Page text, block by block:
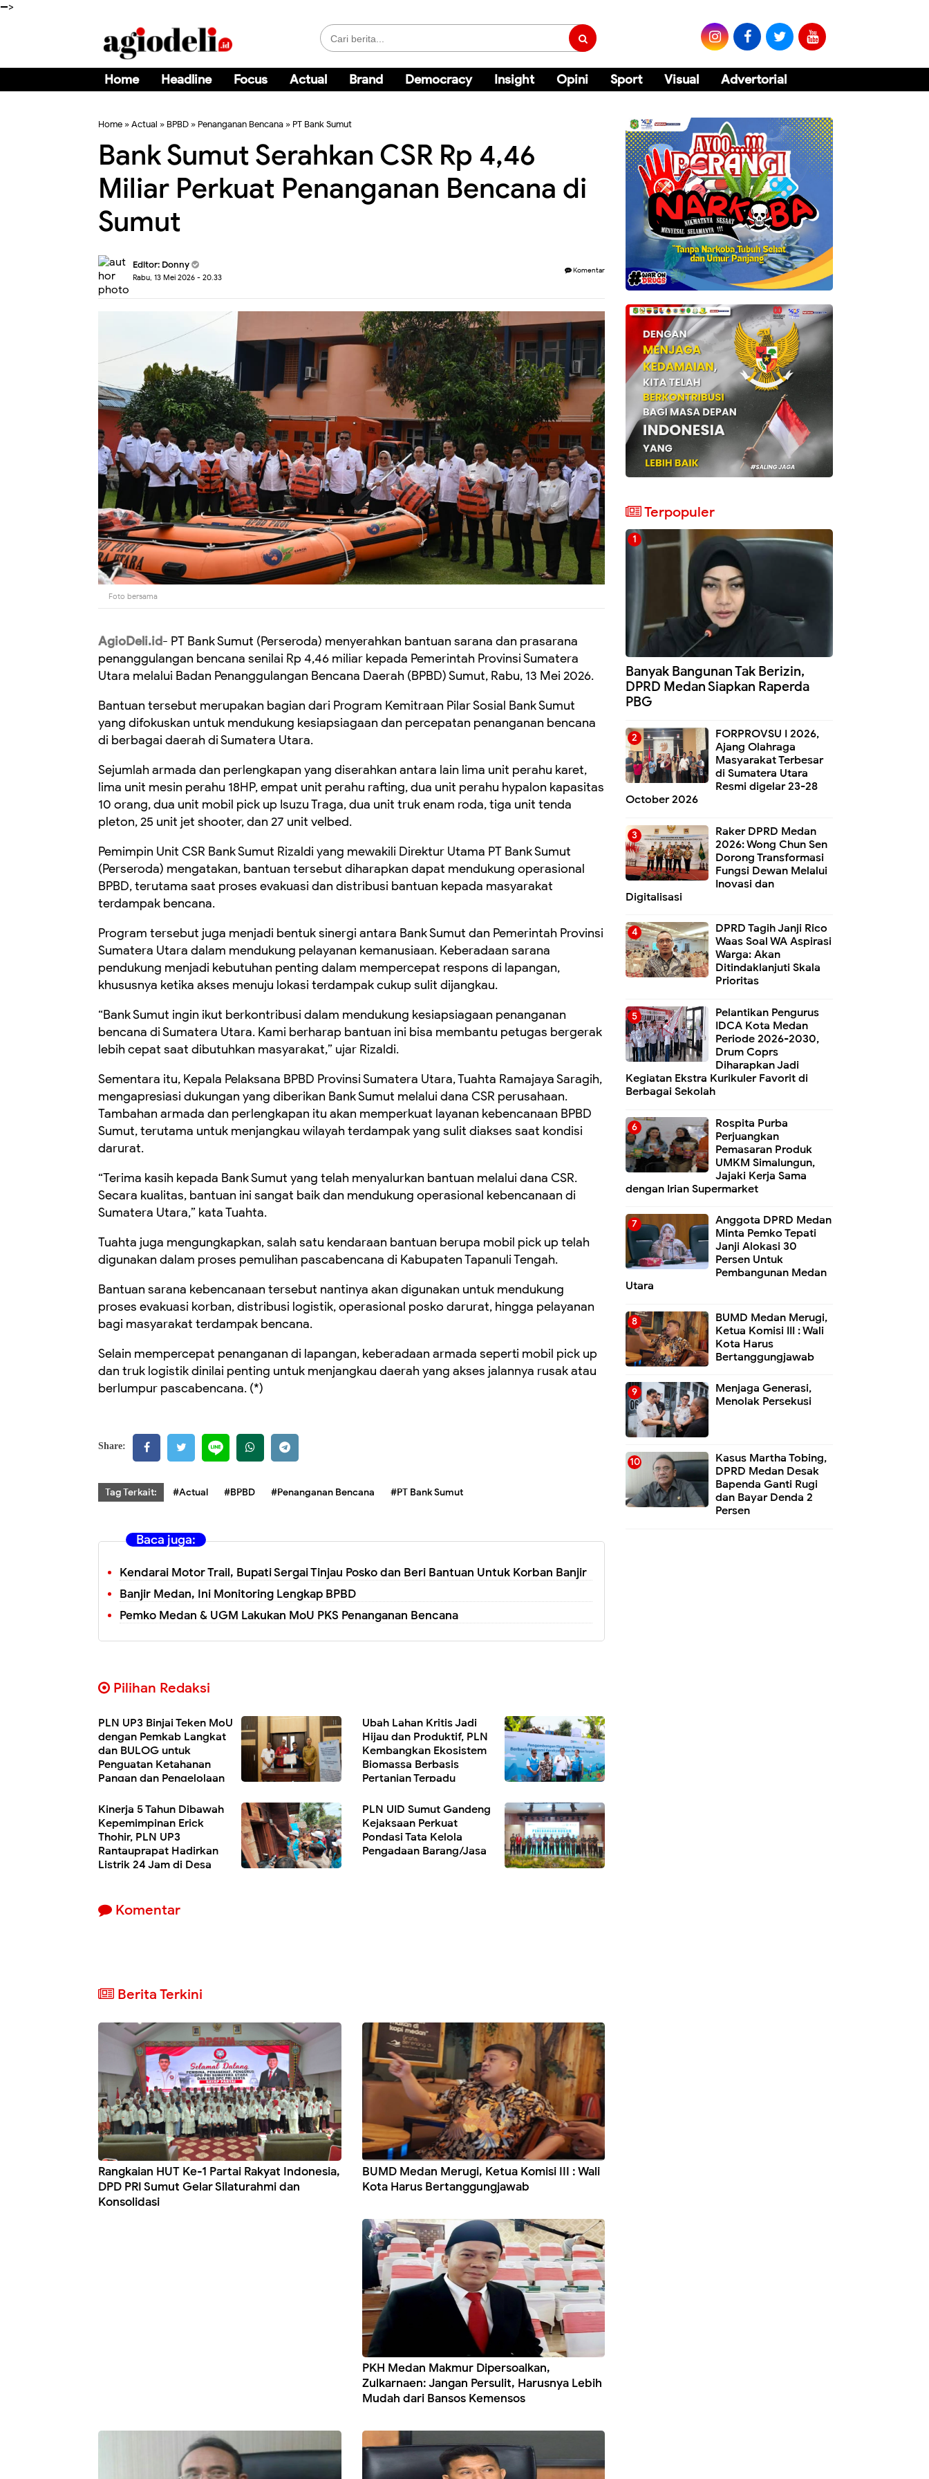
-->
Home Headline Focus Actual Brand Democracy Insight Opini Sport Visual Advertorial
Home »Actual » BPBD » Penanganan Bencana » PT Bank Sumut
Bank Sumut Serahkan CSR Rp 4,46
Miliar Perkuat Penanganan Bencana di
Sumut
Editor: Donny
Rabu, 13 Mei 2026 - 20.33
Komentar
Foto bersama
AgioDeli.id- PT Bank Sumut (Perseroda) menyerahkan bantuan sarana dan prasarana
penanggulangan bencana senilai Rp 4,46 miliar kepada Pemerintah Provinsi Sumatera
Utara melalui Badan Penanggulangan Bencana Daerah (BPBD) Sumut, Rabu, 13 Mei 2026.
Bantuan tersebut merupakan bagian dari Program Kemitraan Pilar Sosial Bank Sumut
yang difokuskan untuk mendukung kesiapsiagaan dan percepatan penanganan bencana
di berbagai daerah di Sumatera Utara.
Sejumlah armada dan perlengkapan yang diserahkan antara lain lima unit perahu karet,
lima unit mesin perahu 18HP, empat unit perahu rafting, dua unit perahu hypalon kapasitas
10 orang, dua unit mobil pick up Isuzu Traga, dua unit truk enam roda, tiga unit tenda
pleton, 25 unit jet shooter, dan 27 unit velbed.
Pemimpin Unit CSR Bank Sumut Rizaldi yang mewakili Direktur Utama PT Bank Sumut
(Perseroda) mengatakan, bantuan tersebut diharapkan dapat mendukung operasional
BPBD, terutama saat proses evakuasi dan distribusi bantuan kepada masyarakat
terdampak bencana.
Program tersebut juga menjadi bentuk sinergi antara Bank Sumut dan Pemerintah Provinsi
Sumatera Utara dalam mendukung pelayanan kemanusiaan. Keberadaan sarana
pendukung menjadi kebutuhan penting dalam mempercepat respons di lapangan,
khususnya ketika akses menuju lokasi terdampak cukup sulit dijangkau.
“Bank Sumut ingin ikut berkontribusi dalam mendukung kesiapsiagaan penanganan
bencana di Sumatera Utara. Kami berharap bantuan ini bisa membantu petugas bergerak
lebih cepat saat dibutuhkan masyarakat,” ujar Rizaldi.
Sementara itu, Kepala Pelaksana BPBD Provinsi Sumatera Utara, Tuahta Ramajaya Saragih,
mengapresiasi dukungan yang diberikan Bank Sumut melalui dana CSR perusahaan.
Tambahan armada dan perlengkapan itu akan memperkuat layanan kebencanaan BPBD
Sumut, terutama untuk menjangkau wilayah terdampak yang sulit diakses saat kondisi
darurat.
“Terima kasih kepada Bank Sumut yang telah menyalurkan bantuan melalui dana CSR.
Secara kualitas, bantuan ini sangat baik dan mendukung operasional kebencanaan di
Sumatera Utara,” kata Tuahta.
Tuahta juga mengungkapkan, salah satu kendaraan bantuan berupa mobil pick up telah
digunakan dalam proses pemulihan pascabencana di Kabupaten Tapanuli Tengah.
Bantuan sarana kebencanaan tersebut nantinya akan digunakan untuk mendukung
proses evakuasi korban, distribusi logistik, operasional posko darurat, hingga pelayanan
bagi masyarakat terdampak bencana.
Selain mempercepat penanganan di lapangan, keberadaan armada seperti mobil pick up
dan truk logistik dinilai penting untuk menjangkau daerah yang akses jalannya rusak atau
berlumpur pascabencana. (*)
Share:
Tag Terkait: #Actual #BPBD #Penanganan Bencana #PT Bank Sumut
Baca juga:
Kendarai Motor Trail, Bupati Sergai Tinjau Posko dan Beri Bantuan Untuk Korban Banjir
Banjir Medan, Ini Monitoring Lengkap BPBD
Pemko Medan & UGM Lakukan MoU PKS Penanganan Bencana
Pilihan Redaksi
PLN UP3 Binjai Teken MoU
dengan Pemkab Langkat
dan BULOG untuk
Penguatan Ketahanan
Pangan dan Pengelolaan
Ubah Lahan Kritis Jadi
Hijau dan Produktif, PLN
Kembangkan Ekosistem
Biomassa Berbasis
Pertanian Terpadu
Kinerja 5 Tahun Dibawah
Kepemimpinan Erick
Thohir, PLN UP3
Rantauprapat Hadirkan
Listrik 24 Jam di Desa
PLN UID Sumut Gandeng
Kejaksaan Perkuat
Pondasi Tata Kelola
Pengadaan Barang/Jasa
Komentar
Berita Terkini
Rangkaian HUT Ke-1 Partai Rakyat Indonesia,
DPD PRI Sumut Gelar Silaturahmi dan
Konsolidasi
BUMD Medan Merugi, Ketua Komisi III : Wali
Kota Harus Bertanggungjawab
PKH Medan Makmur Dipersoalkan,
Zulkarnaen: Jangan Persulit, Harusnya Lebih
Mudah dari Bansos Kemensos
Terpopuler
Banyak Bangunan Tak Berizin,
DPRD Medan Siapkan Raperda
PBG
FORPROVSU I 2026,
Ajang Olahraga
Masyarakat Terbesar
di Sumatera Utara
Resmi digelar 23-28
October 2026
Raker DPRD Medan
2026: Wong Chun Sen
Dorong Transformasi
Fungsi Dewan Melalui
Inovasi dan
Digitalisasi
DPRD Tagih Janji Rico
Waas Soal WA Aspirasi
Warga: Akan
Ditindaklanjuti Skala
Prioritas
Pelantikan Pengurus
IDCA Kota Medan
Periode 2026-2030,
Drum Coprs
Diharapkan Jadi
Kegiatan Ekstra Kurikuler Favorit di
Berbagai Sekolah
Rospita Purba
Perjuangkan
Pemasaran Produk
UMKM Simalungun,
Jajaki Kerja Sama
dengan Irian Supermarket
Anggota DPRD Medan
Minta Pemko Tepati
Janji Alokasi 30
Persen Untuk
Pembangunan Medan
Utara
BUMD Medan Merugi,
Ketua Komisi III : Wali
Kota Harus
Bertanggungjawab
Menjaga Generasi,
Menolak Persekusi
Kasus Martha Tobing,
DPRD Medan Desak
Bapenda Ganti Rugi
dan Bayar Denda 2
Persen